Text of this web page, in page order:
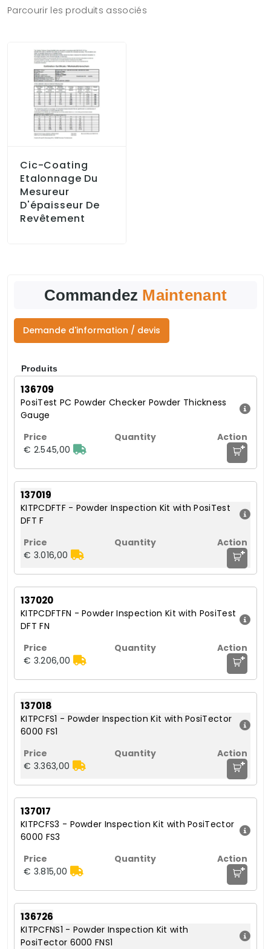
Parcourir les produits associés
Cic-Coating
Etalonnage Du
Mesureur
D'épaisseur De
Revêtement
Commandez Maintenant
Demande d'information / devis
Produits
136709
PosiTest PC Powder Checker Powder Thickness
Gauge
€ 2.545,00 +
137019
KITPCDFTF - Powder Inspection Kit with PosiTest
DFT F
€ 3.016,00 +
137020
KITPCDFTFN - Powder Inspection Kit with PosiTest
DFT FN
€ 3.206,00 +
137018
KITPCFS1 - Powder Inspection Kit with PosiTector
6000 FS1
€ 3.363,00 +
137017
KITPCFS3 - Powder Inspection Kit with PosiTector
6000 FS3
€ 3.815,00 +
136726
KITPCFNS1 - Powder Inspection Kit with
PosiTector 6000 FNS1